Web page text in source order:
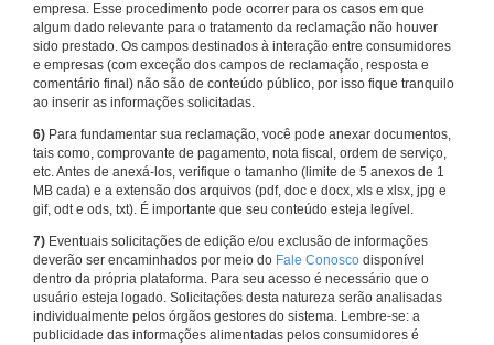
empresa. Esse procedimento pode ocorrer para os casos em que
algum dado relevante para o tratamento da reclamação não houver
sido prestado. Os campos destinados à interação entre consumidores
e empresas (com exceção dos campos de reclamação, resposta e
comentário final) não são de conteúdo público, por isso fique tranquilo
ao inserir as informações solicitadas.
6) Para fundamentar sua reclamação, você pode anexar documentos,
tais como, comprovante de pagamento, nota fiscal, ordem de serviço,
etc. Antes de anexá-los, verifique o tamanho (limite de 5 anexos de 1
MB cada) e a extensão dos arquivos (pdf, doc e docx, xls e xlsx, jpg e
gif, odt e ods, txt). É importante que seu conteúdo esteja legível.
7) Eventuais solicitações de edição e/ou exclusão de informações
deverão ser encaminhados por meio do Fale Conosco disponível
dentro da própria plataforma. Para seu acesso é necessário que o
usuário esteja logado. Solicitações desta natureza serão analisadas
individualmente pelos órgãos gestores do sistema. Lembre-se: a
publicidade das informações alimentadas pelos consumidores é